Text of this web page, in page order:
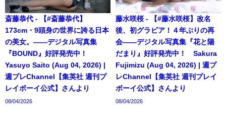
斎藤恭代 - 【#斎藤恭代】
173cm・9頭身の世界に誇る日本
の美女。――デジタル写真集
『BOUND』好評発売中！
Yasuyo Saito (Aug 04, 2026) |
週プレChannel【集英社 週刊プ
レイボーイ公式】さんより
08/04/2026
藤水咲桜 - 【#藤水咲桜】改名
後、初グラビア！４年ぶりの再
会――デジタル写真集『花と陽
だまり』好評発売中！ Sakura
Fujimizu (Aug 04, 2026) | 週プ
レChannel【集英社 週刊プレイ
ボーイ公式】さんより
08/04/2026